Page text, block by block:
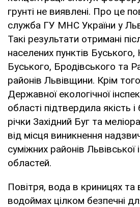
грунті не виявлені. Про це
служба ГУ МНС України у
Такі результати отримані
населених пунктів Буського,
Буського, Бродівського та
районів Львівщини. Крім
Державної екологічної
області підтвердила якість
річки Західний Буг та
від місця виникнення
суміжних районів Львівської
областей.
Повітря, вода в криницях та
водоймах цілком безпечні